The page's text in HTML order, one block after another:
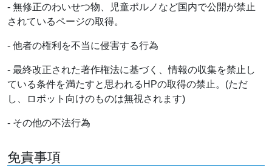
- 無修正のわいせつ物、児童ポルノなど国内で公開が禁止
されているページの取得。
- 他者の権利を不当に侵害する行為
- 最終改正された著作権法に基づく、情報の収集を禁止し
ている条件を満たすと思われるHPの取得の禁止。(ただ
し、ロボット向けのものは無視されます)
- その他の不法行為
免責事項